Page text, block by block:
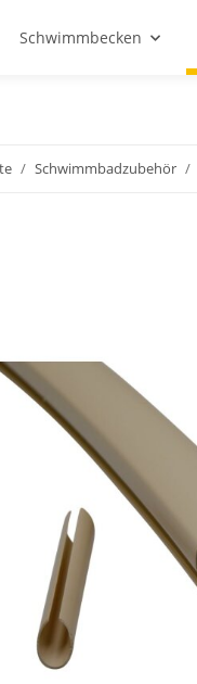
Schwimmbecken
Schwimmbadzubehör